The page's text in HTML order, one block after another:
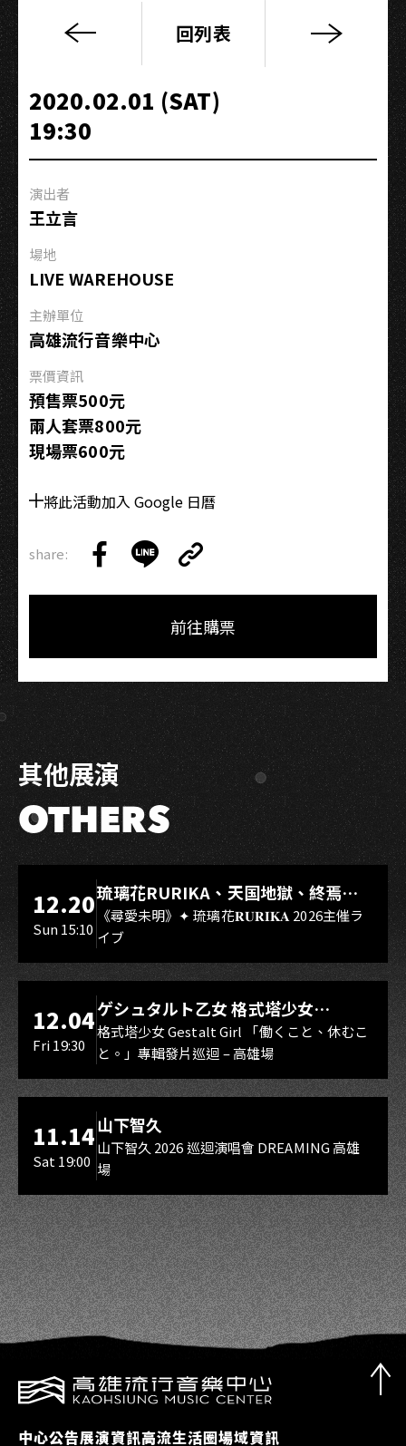
《那
我
想
再
擁
巡
迴
−高
雄
回列表
2020.02.01 (SAT)
19:30
演出者
王立言
場地
LIVE WAREHOUSE
主辦單位
高雄流行音樂中心
票價資訊
預售票500元
兩人套票800元
現場票600元
將此活動加入 Google 日曆
share:
on
on
Link
Copy
前往購票
其他展演
OTHERS
LIVE WAREHOUSE 小庫
12.20
Sun 15:10
琉璃花RURIKA、天国地獄、終焉
Rebirth、DUALIA、無我夢中、花奏
スマイル（O.A.）
《尋愛未明》✦ 琉璃花𝐑𝐔𝐑𝐈𝐊𝐀 2026主催ラ
イブ
LIVE WAREHOUSE 小庫
12.04
Fri 19:30
ゲシュタルト乙女 格式塔少女
Gestalt Girl
格式塔少女 Gestalt Girl 「働くこと、休むこ
と。」專輯發片巡迴 – 高雄場
11.14
Sat 19:00
山下智久
山下智久 2026 巡迴演唱會 DREAMING 高雄
場
中心公告展演資訊高流生活圈場域資訊